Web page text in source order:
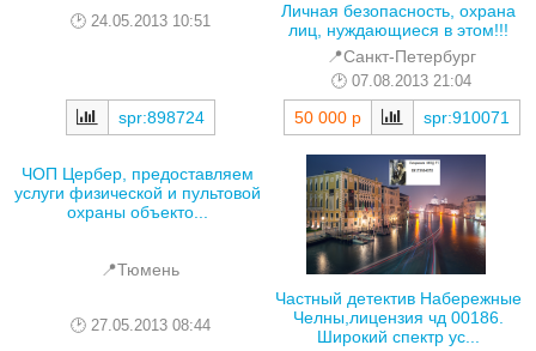
24.05.2013 10:51
spr:898724
Личная безопасность, охрана
лиц, нуждающиеся в этом!!!
📍Санкт-Петербург
07.08.2013 21:04
50 000 р spr:910071
ЧОП Цербер, предоставляем
услуги физической и пультовой
охраны объекто...
📍Тюмень
27.05.2013 08:44
Частный детектив Набережные
Челны,лицензия чд 00186.
Широкий спектр ус...